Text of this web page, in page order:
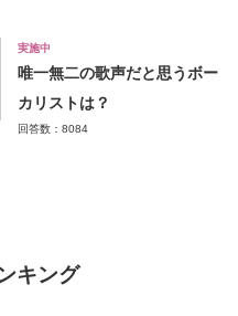
実施中
唯一無二の歌声だと思うボー
カリストは？
回答数：8084
キング